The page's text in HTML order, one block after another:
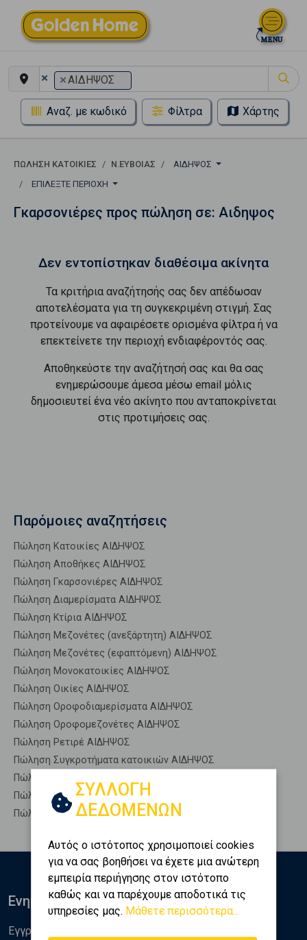
× ×ΑΙΔΗΨΟΣ
Αναζ. με κωδικό Φίλτρα Χάρτης
ΠΏΛΗΣΗ ΚΑΤΟΙΚΊΕΣ Ν.ΕΥΒΟΙΑΣ
ΑΙΔΗΨΟΣ
ΕΠΙΛΈΞΤΕ ΠΕΡΙΟΧΉ
Γκαρσονιέρες προς πώληση σε: Αιδηψος
Δεν εντοπίστηκαν διαθέσιμα ακίνητα
Τα κριτήρια αναζήτησής σας δεν απέδωσαν
αποτελέσματα για τη συγκεκριμένη στιγμή. Σας
προτείνουμε να αφαιρέσετε ορισμένα φίλτρα ή να
επεκτείνετε την περιοχή ενδιαφέροντός σας.
Αποθηκεύστε την αναζήτησή σας και θα σας
ενημερώσουμε άμεσα μέσω email μόλις
δημοσιευτεί ένα νέο ακίνητο που ανταποκρίνεται
στις προτιμήσεις σας.
Παρόμοιες αναζητήσεις
Πώληση Κατοικίες ΑΙΔΗΨΟΣ
Πώληση Αποθήκες ΑΙΔΗΨΟΣ
Πώληση Γκαρσονιέρες ΑΙΔΗΨΟΣ
Πώληση Διαμερίσματα ΑΙΔΗΨΟΣ
Πώληση Κτίρια ΑΙΔΗΨΟΣ
Πώληση Μεζονέτες (ανεξάρτητη) ΑΙΔΗΨΟΣ
Πώληση Μεζονέτες (εφαπτόμενη) ΑΙΔΗΨΟΣ
Πώληση Μονοκατοικίες ΑΙΔΗΨΟΣ
Πώληση Οικίες ΑΙΔΗΨΟΣ
Πώληση Οροφοδιαμερίσματα ΑΙΔΗΨΟΣ
Πώληση Οροφομεζονέτες ΑΙΔΗΨΟΣ
Πώληση Ρετιρέ ΑΙΔΗΨΟΣ
Πώληση Συγκροτήματα κατοικιών ΑΙΔΗΨΟΣ
Πώληση Υπόγεια ΑΙΔΗΨΟΣ
Πώληση Υπόσκαφα ΑΙΔΗΨΟΣ
Πώληση Υπολ. υψουν ΑΙΔΗΨΟΣ
ΣΥΛΛΟΓΗ
ΔΕΔΟΜΕΝΩΝ
Αυτός ο ιστότοπος χρησιμοποιεί cookies
για να σας βοηθήσει να έχετε μια ανώτερη
εμπειρία περιήγησης στον ιστότοπο
καθώς και να παρέχουμε αποδοτικά τις
υπηρεσίες μας. Μάθετε περισσότερα...
Ενημερωθείτε
Εγγραφείτε στο newsletter της Golden Home για νέα